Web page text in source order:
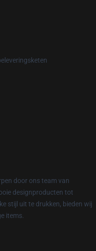
door ons team van
designproducten tot
stijl uit te drukken, bieden wij
items.